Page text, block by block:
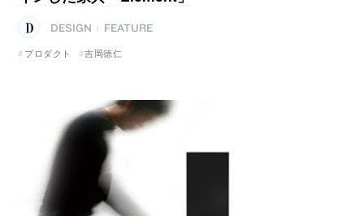
DESIGN
FEATURE
プロダクト
吉岡徳仁